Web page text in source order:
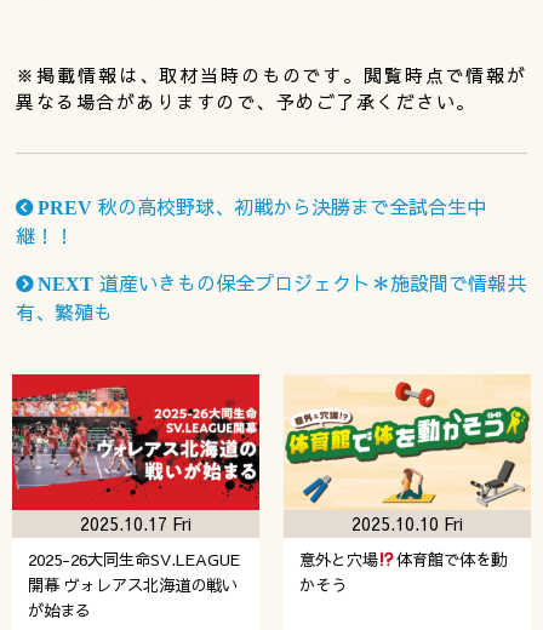
※掲載情報は、取材当時のものです。閲覧時点で情報が
異なる場合がありますので、予めご了承ください。
PREV 秋の高校野球、初戦から決勝まで全試合生中
継！！
NEXT 道産いきもの保全プロジェクト＊施設間で情報共
有、繁殖も
2025-26大同生命SV.LEAGUE
開幕 ヴォレアス北海道の戦い
が始まる
2025.10.17 Fri
意外と穴場
体育館で体を動
かそう
2025.10.10 Fri